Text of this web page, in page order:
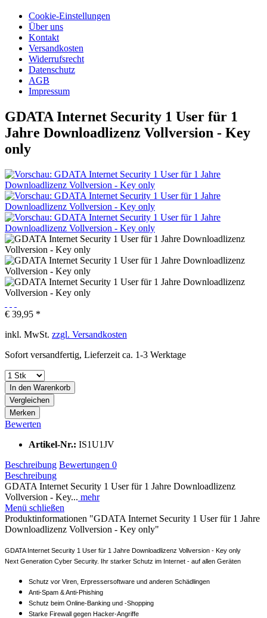
Cookie-Einstellungen
Über uns
Kontakt
Versandkosten
Widerrufsrecht
Datenschutz
AGB
Impressum
GDATA Internet Security 1 User für 1
Jahre Downloadlizenz Vollversion - Key
only
€ 39,95 *
inkl. MwSt. zzgl. Versandkosten
Sofort versandfertig, Lieferzeit ca. 1-3 Werktage
In den Warenkorb
Vergleichen
Merken
Bewerten
Artikel-Nr.: IS1U1JV
Beschreibung Bewertungen 0
Beschreibung
GDATA Internet Security 1 User für 1 Jahre Downloadlizenz
Vollversion - Key... mehr
Menü schließen
Produktinformationen "GDATA Internet Security 1 User für 1 Jahre
Downloadlizenz Vollversion - Key only"
GDATA Internet Security 1 User für 1 Jahre Downloadlizenz Vollversion - Key only
Next Generation Cyber Security. Ihr starker Schutz im Internet - auf allen Geräten
Schutz vor Viren, Erpressersoftware und anderen Schädlingen
Anti-Spam & Anti-Phishing
Schutz beim Online-Banking und -Shopping
Starke Firewall gegen Hacker-Angriffe